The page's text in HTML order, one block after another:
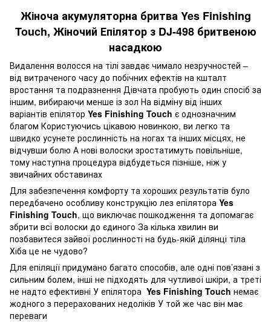
Жіноча акумуляторна бритва Yes Finishing
Touch, Жіночий Епілятор з DJ-498 бритвеною
насадкою
Видалення волосся на тілі завдає чимало незручностей –
від витраченого часу до побічних ефектів на кшталт
вростання та подразнення Дівчата пробують один спосіб за
іншим, вибираючи менше із зол На відміну від інших
варіантів епілятор Yes Finishing Touch є однозначним
благом Користуючись цікавою новинкою, ви легко та
швидко усунете рослинність на ногах та інших місцях, не
відчувши болю А нові волоски зростатимуть повільніше,
тому наступна процедура відбудеться пізніше, ніж у
звичайних обставинах
Для забезпечення комфорту та хороших результатів було
передбачено особливу конструкцію лез епілятора Yes
Finishing Touch, що виключає пошкодження та допомагає
збрити всі волоски до єдиного За кілька хвилин ви
позбавитеся зайвої рослинності на будь-якій ділянці тіла
Хіба це не чудово?
Для епіляції придумано багато способів, але одні пов’язані з
сильним болем, інші не підходять для чутливої шкіри, а треті
не надто ефективні У епілятора Yes Finishing Touch немає
жодного з перерахованих недоліків У той же час він має
переваги